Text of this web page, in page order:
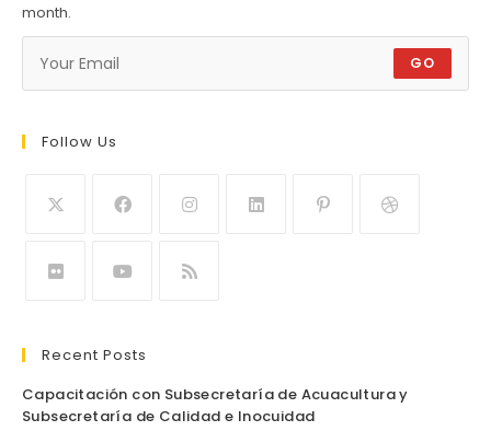
month.
GO
Follow Us
Recent Posts
Capacitación con Subsecretaría de Acuacultura y
Subsecretaría de Calidad e Inocuidad